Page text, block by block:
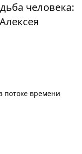
человека: